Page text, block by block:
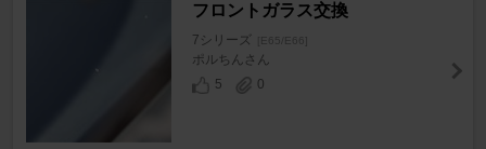
フロントガラス交換
7シリーズ [E65/E66]
ポルちんさん
5
0